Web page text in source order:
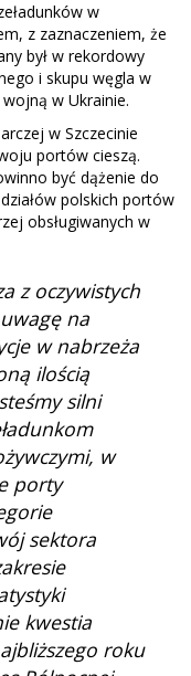
w
z zaznaczeniem, że
był w rekordowy
i skupu węgla w
w Ukrainie.
w Szczecinie
portów cieszą.
być dążenie do
polskich portów
obsługiwanych w
z oczywistych
na
w nabrzeża
ilością
silni
w
porty
sektora
kwestia
roku